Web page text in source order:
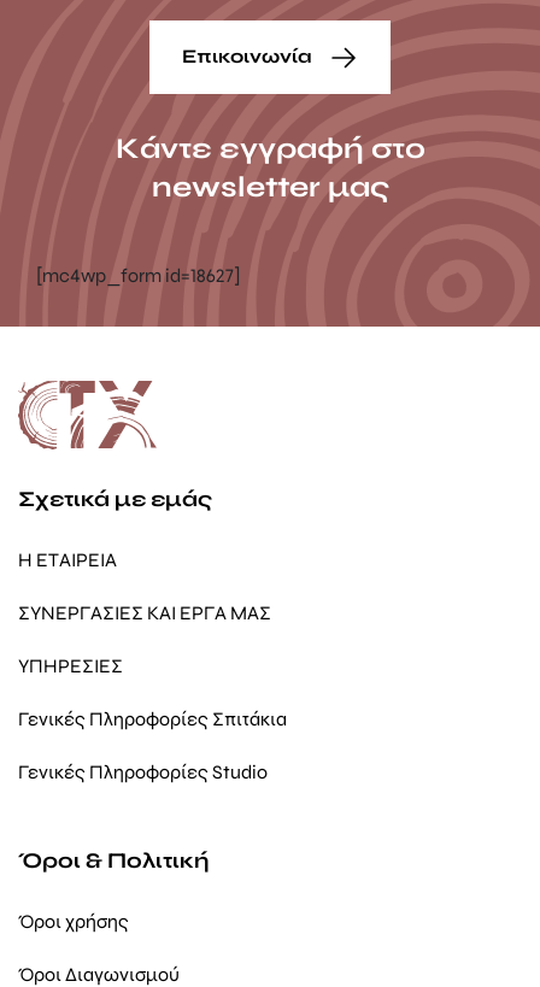
Επικοινωνία
Κάντε εγγραφή στο
newsletter μας
[mc4wp_form id=18627]
Σχετικά με εμάς
Η ΕΤΑΙΡΕΙΑ
ΣΥΝΕΡΓΑΣΙΕΣ ΚΑΙ ΕΡΓΑ ΜΑΣ
ΥΠΗΡΕΣΙΕΣ
Γενικές Πληροφορίες Σπιτάκια
Γενικές Πληροφορίες Studio
Όροι & Πολιτική
Όροι χρήσης
Όροι Διαγωνισμού